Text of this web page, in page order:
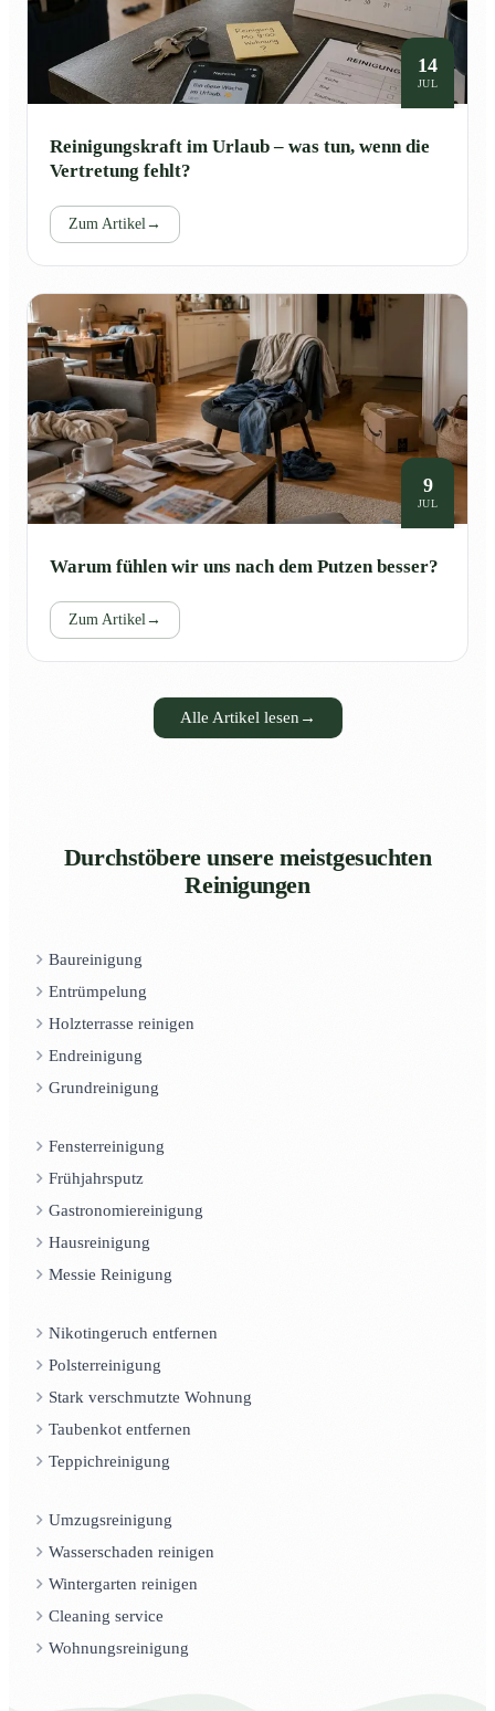
14
JUL
Reinigungskraft im Urlaub – was tun, wenn die
Vertretung fehlt?
Zum Artikel →
9
JUL
Warum fühlen wir uns nach dem Putzen besser?
Zum Artikel →
Alle Artikel lesen →
Durchstöbere unsere meistgesuchten
Reinigungen
Baureinigung
Entrümpelung
Holzterrasse reinigen
Endreinigung
Grundreinigung
Fensterreinigung
Frühjahrsputz
Gastronomiereinigung
Hausreinigung
Messie Reinigung
Nikotingeruch entfernen
Polsterreinigung
Stark verschmutzte Wohnung
Taubenkot entfernen
Teppichreinigung
Umzugsreinigung
Wasserschaden reinigen
Wintergarten reinigen
Cleaning service
Wohnungsreinigung